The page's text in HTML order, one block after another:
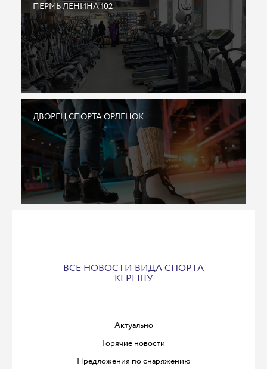
ПЕРМЬ ЛЕНИНА 102
ДВОРЕЦ СПОРТА ОРЛЕНОК
ВСЕ НОВОСТИ ВИДА СПОРТА
КЕРЕШУ
Актуально
Горячие новости
Предложения по снаряжению